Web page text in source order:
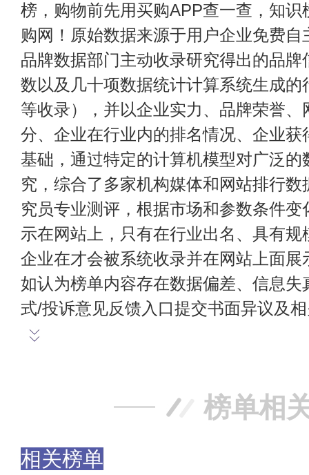
榜，购物前先用买购APP查一查，知
购网！原始数据来源于用户企业免费
品牌数据部门主动收录研究得出的品
数以及几十项数据统计计算系统生成
等收录），并以企业实力、品牌荣誉
分、企业在行业内的排名情况、企业
基础，通过特定的计算机模型对广泛
究，综合了多家机构媒体和网站排行
究员专业测评，根据市场和参数条件
示在网站上，只有在行业出名、具有
企业在才会被系统收录并在网站上面
如认为榜单内容存在数据偏差、信息
式/投诉意见反馈入口提交书面异议及
榜单相
相关榜单